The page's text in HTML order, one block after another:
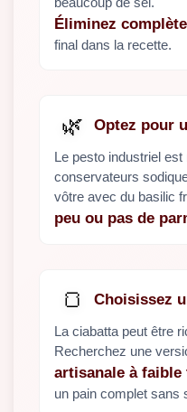
Éliminez
final dans la recette.
🌿 Optez pour
Le pesto industriel est
conservateurs
vôtre avec du basilic
peu ou pas de
🍞 Choisissez
La ciabatta peut être
Recherchez une
artisanale à faible
un pain complet sans